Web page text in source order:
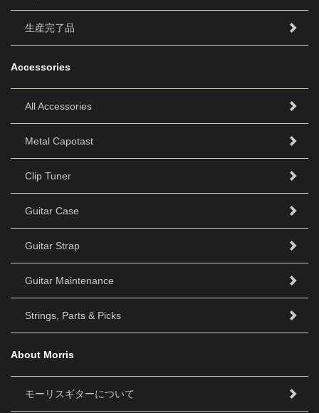
生産完了品
Accessories
All Accessories
Metal Capotast
Clip Tuner
Guitar Case
Guitar Strap
Guitar Maintenance
Strings, Parts & Picks
About Morris
モーリスギターについて